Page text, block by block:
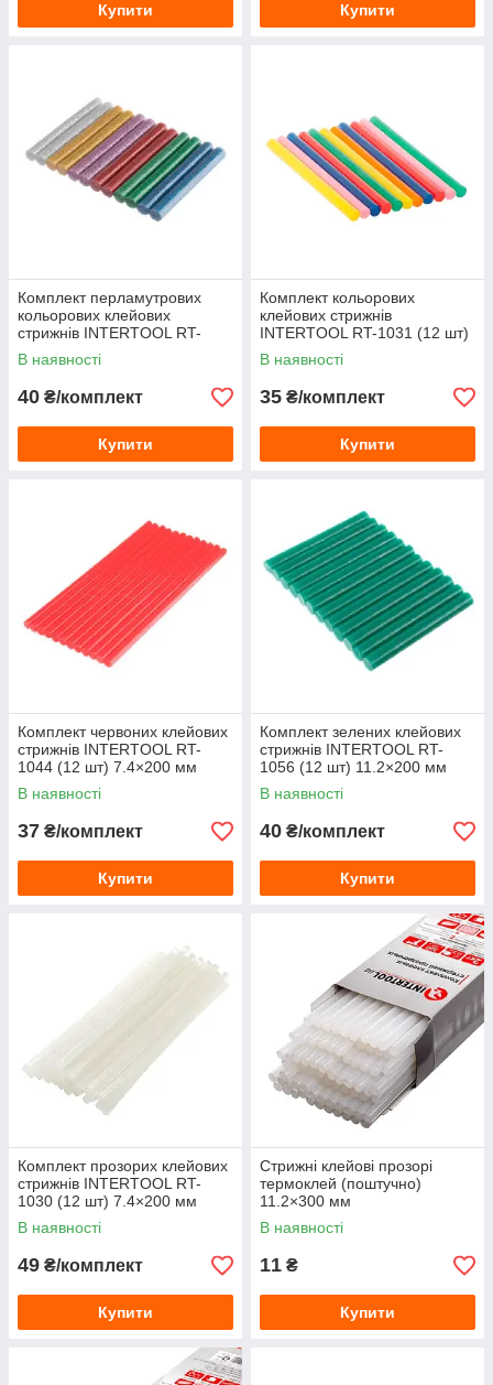
Купити Купити
Комплект перламутрових
кольорових клейових
стрижнів INTERTOOL RT-
1029 (12 шт) 11.2×100 мм
В наявності
40 ₴/комплект
Купити
Комплект кольорових
клейових стрижнів
INTERTOOL RT-1031 (12 шт)
7.4×100 мм
В наявності
35 ₴/комплект
Купити
Комплект червоних клейових
стрижнів INTERTOOL RT-
1044 (12 шт) 7.4×200 мм
В наявності
37 ₴/комплект
Купити
Комплект зелених клейових
стрижнів INTERTOOL RT-
1056 (12 шт) 11.2×200 мм
В наявності
40 ₴/комплект
Купити
Комплект прозорих клейових
стрижнів INTERTOOL RT-
1030 (12 шт) 7.4×200 мм
В наявності
49 ₴/комплект
Купити
Стрижні клейові прозорі
термоклей (поштучно)
11.2×300 мм
В наявності
11 ₴
Купити